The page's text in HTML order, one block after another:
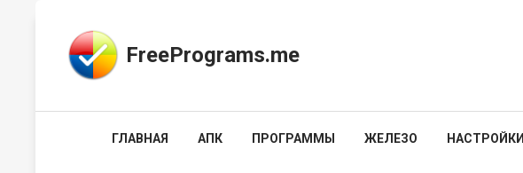
FreePrograms.me
ГЛАВНАЯ АПК ПРОГРАММЫ ЖЕЛЕЗО НАСТРОЙКИ